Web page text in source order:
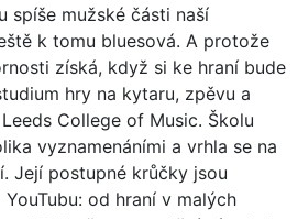
spíše mužské části naší
k tomu bluesová. A protože
získá, když si ke hraní bude
hry na kytaru, zpěvu a
College of Music. Školu
vyznamenáními a vrhla se na
Její postupné krůčky jsou
od hraní v malých